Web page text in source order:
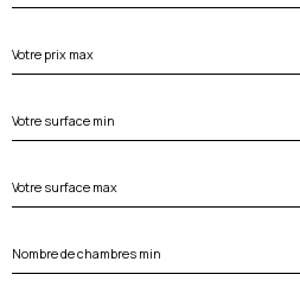
max
min
max
de
chambres
min